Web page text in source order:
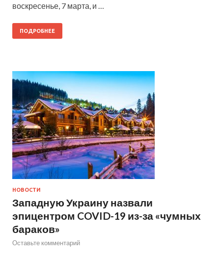
воскресенье, 7 марта, и …
ПОДРОБНЕЕ
НОВОСТИ
Западную Украину назвали
эпицентром COVID-19 из-за «чумных
бараков»
Оставьте комментарий